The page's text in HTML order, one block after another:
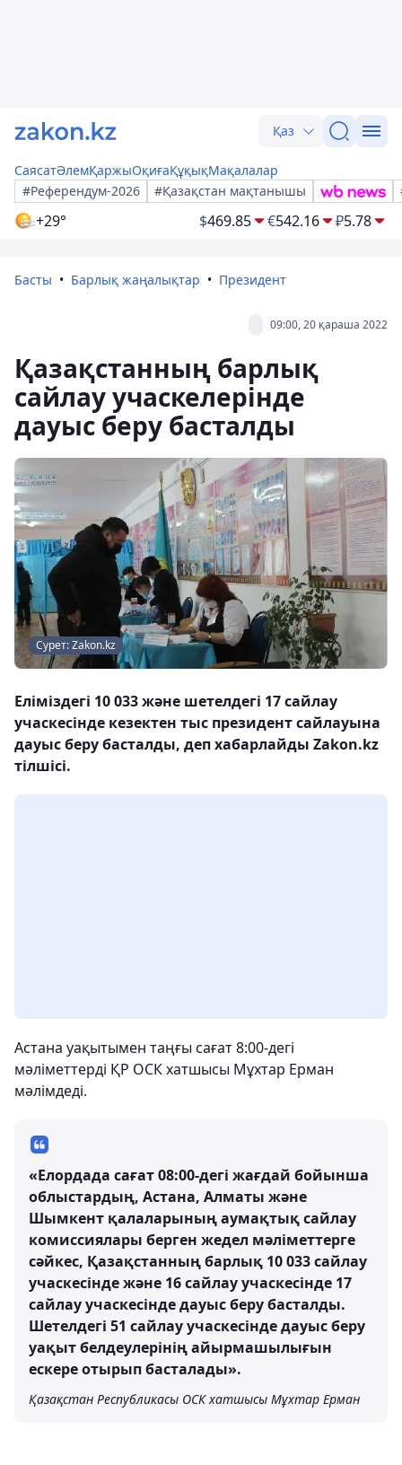
Қаз
СаясатӘлемҚаржыОқиғаҚұқықМақалалар
#Референдум-2026
#Қазақстан мақтанышы
+29° $469.85 €542.16 ₽5.78
Басты Барлық жаңалықтар Президент
09:00, 20 қараша 2022
Қазақстанның барлық
сайлау учаскелерінде
дауыс беру басталды
Сурет: Zakon.kz
Еліміздегі 10 033 және шетелдегі 17 сайлау
учаскесінде кезектен тыс президент сайлауына
дауыс беру басталды, деп хабарлайды Zakon.kz
тілшісі.
Астана уақытымен таңғы сағат 8:00-дегі
мәліметтерді ҚР ОСК хатшысы Мұхтар Ерман
мәлімдеді.
«Елордада сағат 08:00-дегі жағдай бойынша
облыстардың, Астана, Алматы және
Шымкент қалаларының аумақтық сайлау
комиссиялары берген жедел мәліметтерге
сәйкес, Қазақстанның барлық 10 033 сайлау
учаскесінде және 16 сайлау учаскесінде 17
сайлау учаскесінде дауыс беру басталды.
Шетелдегі 51 сайлау учаскесінде дауыс беру
уақыт белдеулерінің айырмашылығын
ескере отырып басталады».
Қазақстан Республикасы ОСК хатшысы Мұхтар Ерман